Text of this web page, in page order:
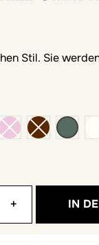
Stil. Sie
khaki
+ IN